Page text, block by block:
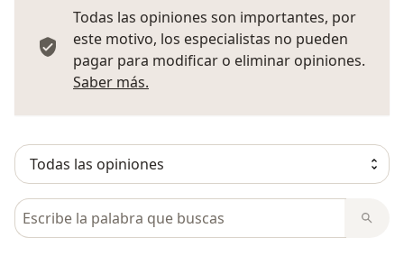
Todas las opiniones son importantes, por
este motivo, los especialistas no pueden
pagar para modificar o eliminar opiniones.
Saber más.
Busca en opiniones